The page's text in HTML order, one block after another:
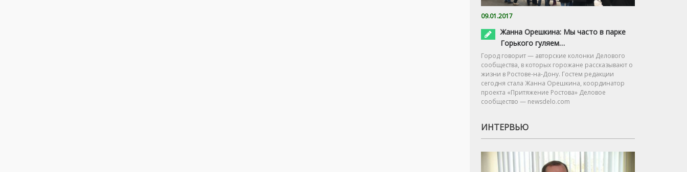
09.01.2017
Жанна Орешкина: Мы часто в парке
Горького гуляем…
Город говорит — авторские колонки Делового
сообщества, в которых горожане рассказывают о
жизни в Ростове-на-Дону. Гостем редакции
сегодня стала Жанна Орешкина, координатор
проекта «Притяжение Ростова» Деловое
сообщество — newsdelo.com
ИНТЕРВЬЮ